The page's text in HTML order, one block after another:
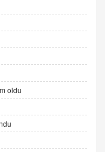
Yürüyoruz"
Açmadan Önce
oldu